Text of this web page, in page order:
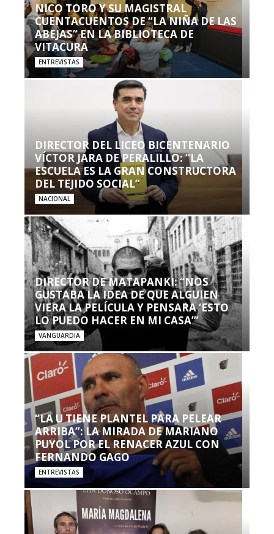
NICO TORO Y SU MAGISTRAL
CUENTACUENTOS DE “LA NIÑA DE LAS
ABEJAS” EN LA BIBLIOTECA DE
VITACURA
ENTREVISTAS
DIRECTOR DEL LICEO BICENTENARIO
VÍCTOR JARA DE PERALILLO: “LA
ESCUELA ES LA GRAN CONSTRUCTORA
DEL TEJIDO SOCIAL”
NACIONAL
DIRECTOR DE MATAPANKI: “NOS
GUSTABA LA IDEA DE QUE ALGUIEN
VIERA LA PELÍCULA Y PENSARA ‘ESTO
LO PUEDO HACER EN MI CASA’”
VANGUARDIA
“LA U TIENE PLANTEL PARA PELEAR
ARRIBA”: LA MIRADA DE MARIANO
PUYOL POR EL RENACER AZUL CON
FERNANDO GAGO
ENTREVISTAS